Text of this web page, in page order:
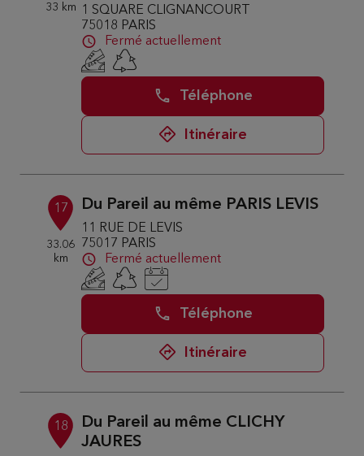
33 km
1 SQUARE CLIGNANCOURT
75018 PARIS
Fermé actuellement
Téléphone
Itinéraire
17
33.06
km
Du Pareil au même PARIS LEVIS
11 RUE DE LEVIS
75017 PARIS
Fermé actuellement
Téléphone
Itinéraire
18
Du Pareil au même CLICHY
JAURES